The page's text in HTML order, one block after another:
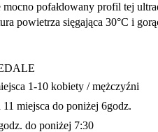
pofałdowany profil tej
powietrza sięgająca 30°C i
1-10 kobiety / mężczyźni
11 miejsca do poniżej 6godz.
do poniżej 7:30